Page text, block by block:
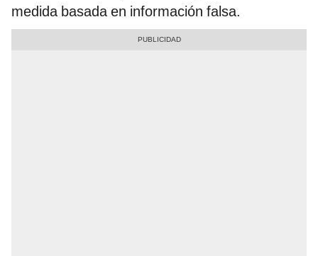
medida basada en información falsa.